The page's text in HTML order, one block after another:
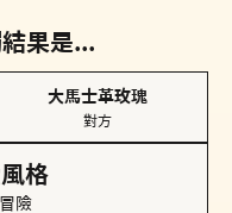
果是...
大馬士革玫瑰
對方
格
險